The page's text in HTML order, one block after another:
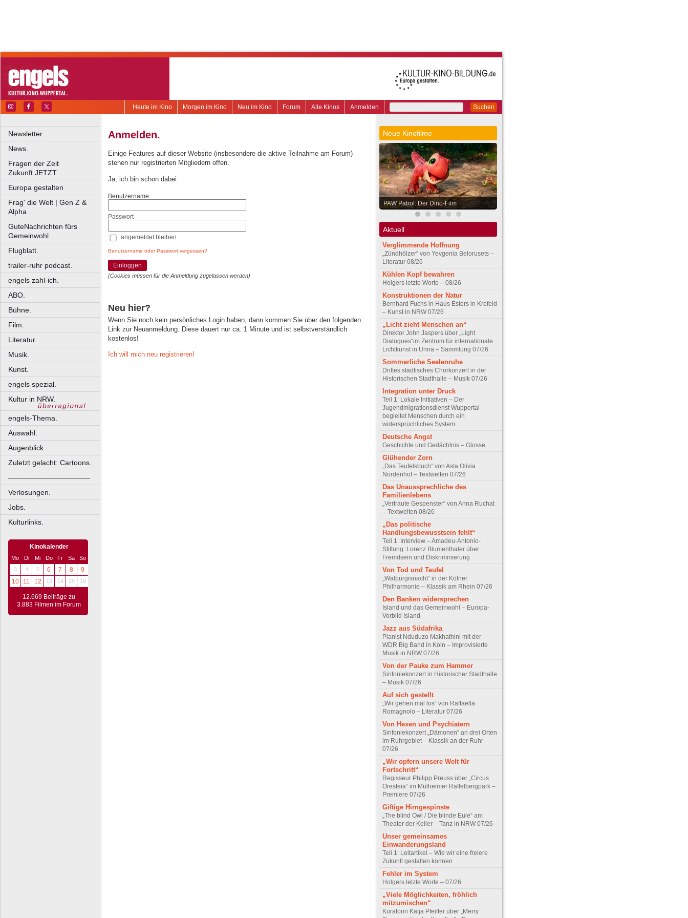
Suchen
Anmelden
Alle Kinos
Forum
Neu im Kino
Morgen im Kino
Heute im Kino
Newsletter.
News.
Fragen der Zeit
Zukunft JETZT
Europa gestalten
Frag' die Welt | Gen Z &
Alpha
GuteNachrichten fürs
Gemeinwohl
Flugblatt.
trailer-ruhr podcast.
engels zahl-ich.
ABO.
Bühne.
Film.
Literatur.
Musik.
Kunst.
engels spezial.
Kultur in NRW.
engels-Thema.
Auswahl.
Augenblick
Zuletzt gelacht: Cartoons.
––––––––––––––––––––
Verlosungen.
Jobs.
Kulturlinks.
Kinokalender
Mo Di Mi Do Fr Sa
So
3
4 5 6 7 8
9
10
11 12 13 14 15 16
12.669 Beiträge zu
3.883 Filmen im Forum
Anmelden.
Einige Features auf dieser Website (insbesondere die aktive Teilnahme am Forum)
stehen nur registrierten Mitgliedern offen.
Ja, ich bin schon dabei:
Benutzername
Passwort
angemeldet bleiben
Benutzername oder Passwort vergessen?
Einloggen
(Cookies müssen für die Anmeldung zugelassen werden)
Neu hier?
Wenn Sie noch kein persönliches Login haben, dann kommen Sie über den folgenden
Link zur Neuanmeldung. Diese dauert nur ca. 1 Minute und ist selbstverständlich
kostenlos!
Ich will mich neu registrieren!
Neue Kinofilme
PAW Patrol: Der Dino-Film
Aktuell
Verglimmende Hoffnung
„Zündhölzer“ von Yevgenia Belorusets –
Literatur 08/26
Kühlen Kopf bewahren
Holgers letzte Worte – 08/26
Konstruktionen der Natur
Bernhard Fuchs in Haus Esters in Krefeld
– Kunst in NRW 07/26
„Licht zieht Menschen an“
Direktor John Jaspers über „Light
Dialogues“im Zentrum für internationale
Lichtkunst in Unna – Sammlung 07/26
Sommerliche Seelenruhe
Drittes städtisches Chorkonzert in der
Historischen Stadthalle – Musik 07/26
Integration unter Druck
Teil 1: Lokale Initiativen – Der
Jugendmigrationsdienst Wuppertal
begleitet Menschen durch ein
widersprüchliches System
Deutsche Angst
Geschichte und Gedächtnis – Glosse
Glühender Zorn
„Das Teufelsbuch“ von Asta Olivia
Nordenhof – Textwelten 07/26
Das Unaussprechliche des
Familienlebens
„Vertraute Gespenster“ von Anna Ruchat
– Textwelten 08/26
„Das politische
Handlungsbewusstsein fehlt“
Teil 1: Interview – Amadeu-Antonio-
Stiftung: Lorenz Blumenthaler über
Fremdsein und Diskriminierung
Von Tod und Teufel
„Walpurgisnacht“ in der Kölner
Philharmonie – Klassik am Rhein 07/26
Den Banken widersprechen
Island und das Gemeinwohl – Europa-
Vorbild Island
Jazz aus Südafrika
Pianist Nduduzo Makhathini mit der
WDR Big Band in Köln – Improvisierte
Musik in NRW 07/26
Von der Pauke zum Hammer
Sinfoniekonzert in Historischer Stadthalle
– Musik 07/26
Auf sich gestellt
„Wir gehen mal los“ von Raffaella
Romagnolo – Literatur 07/26
Von Hexen und Psychiatern
Sinfoniekonzert „Dämonen“ an drei Orten
im Ruhrgebiet – Klassik an der Ruhr
07/26
„Wir opfern unsere Welt für
Fortschritt“
Regisseur Philipp Preuss über „Circus
Oresteia“ im Mülheimer Raffelbergpark –
Premiere 07/26
Giftige Hirngespinste
„The blind Owl / Die blinde Eule“ am
Theater der Keller – Tanz in NRW 07/26
Unser gemeinsames
Einwanderungsland
Teil 1: Leitartikel – Wie wir eine freiere
Zukunft gestalten können
Fehler im System
Holgers letzte Worte – 07/26
„Viele Möglichkeiten, fröhlich
mitzumischen“
Kuratorin Katja Pfeiffer über „Merry